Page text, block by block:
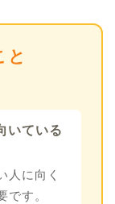
と
いている
人に向く
です。